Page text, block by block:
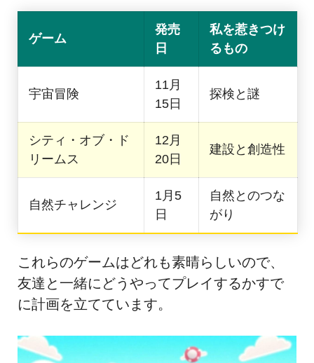
ゲーム
発売
日
私を惹きつけ
るもの
宇宙冒険
11月
15日
探検と謎
シティ・オブ・ド
リームス
12月
20日
建設と創造性
自然チャレンジ
1月5
日
自然とのつな
がり
これらのゲームはどれも素晴らしいので、
友達と一緒にどうやってプレイするかすで
に計画を立てています。